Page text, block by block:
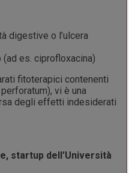
digestive o l’ulcera
es. ciprofloxacina)
fitoterapici contenenti
vi è una
degli effetti indesiderati
startup dell’Università